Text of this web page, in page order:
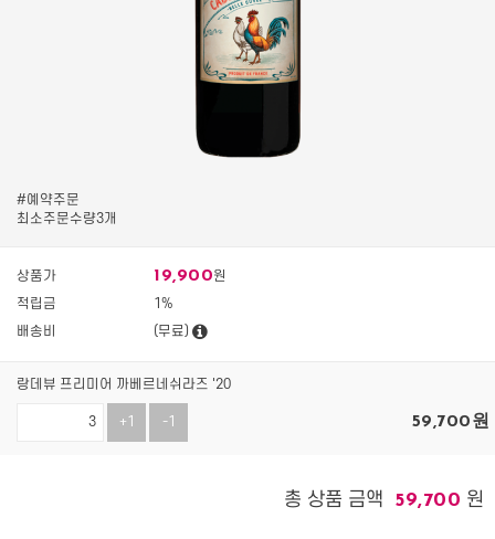
#예약주문
최소주문수량3개
상품가 19,900원
적립금
1%
배송비
(무료)
랑데뷰 프리미어 까베르네쉬라즈 '20
+1 -1 59,700원
총 상품 금액 59,700 원